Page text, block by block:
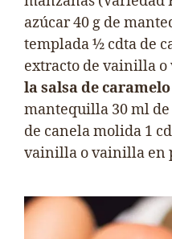
azúcar 40 g de
templada ½ cdta de
extracto de vainilla
la salsa de caramelo
mantequilla 30 ml
de canela molida 1
vainilla o vainilla en